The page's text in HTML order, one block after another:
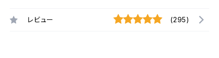
レビュー (295)